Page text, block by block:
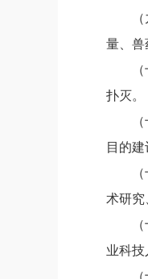
量、兽
扑灭。
目的
术研究
业科技